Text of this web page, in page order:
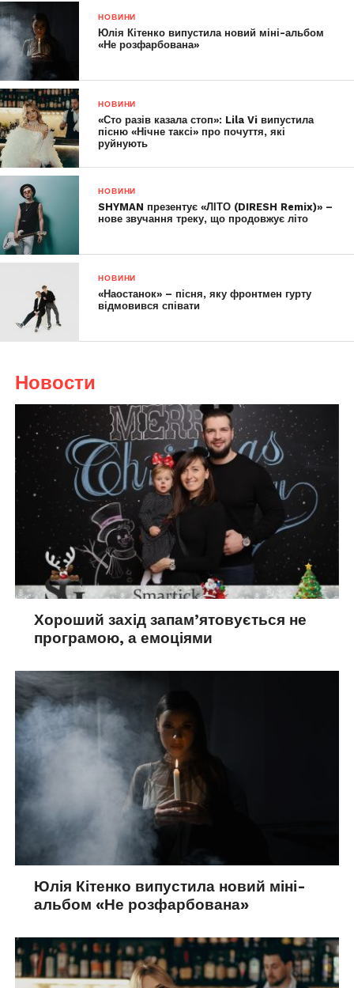
НОВИНИ
Юлія Кітенко випустила новий міні-альбом
«Не розфарбована»
НОВИНИ
«Сто разів казала стоп»: Lila Vi випустила
пісню «Нічне таксі» про почуття, які
руйнують
НОВИНИ
SHYMAN презентує «ЛІТО (DIRESH Remix)» –
нове звучання треку, що продовжує літо
НОВИНИ
«Наостанок» – пісня, яку фронтмен гурту
відмовився співати
Новости
Хороший захід запам’ятовується не
програмою, а емоціями
Юлія Кітенко випустила новий міні-
альбом «Не розфарбована»